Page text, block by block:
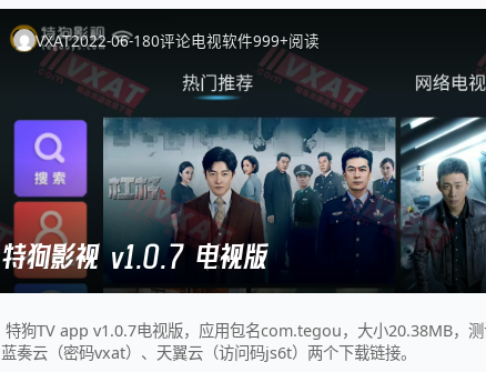
VXAT2022-06-180评论电视软件999+阅读
特狗影视 v1.0.7 电视版
特狗TV app v1.0.7电视版，应用包名com.tegou，大小20.38MB，
蓝奏云（密码vxat）、天翼云（访问码js6t）两个下载链接。